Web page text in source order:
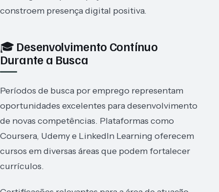
constroem presença digital positiva.
🎓 Desenvolvimento Contínuo
Durante a Busca
Períodos de busca por emprego representam
oportunidades excelentes para desenvolvimento
de novas competências. Plataformas como
Coursera, Udemy e LinkedIn Learning oferecem
cursos em diversas áreas que podem fortalecer
currículos.